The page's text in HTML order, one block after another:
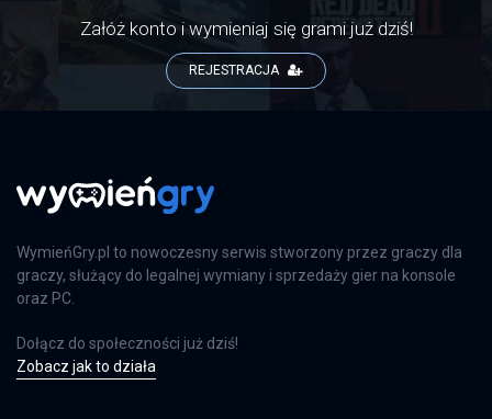
Załóż konto i wymieniaj się grami już dziś!
REJESTRACJA
WymieńGry.pl to nowoczesny serwis stworzony przez graczy dla
graczy, służący do legalnej wymiany i sprzedaży gier na konsole
oraz PC.
Dołącz do społeczności już dziś!
Zobacz jak to działa